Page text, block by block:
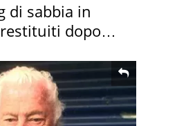
di sabbia in
dopo